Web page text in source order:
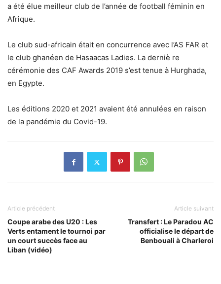
a été élue meilleur club de l’année de football féminin en
Afrique.
Le club sud-africain était en concurrence avec l’AS FAR et
le club ghanéen de Hasaacas Ladies. La derniè re
cérémonie des CAF Awards 2019 s’est tenue à Hurghada,
en Egypte.
Les éditions 2020 et 2021 avaient été annulées en raison
de la pandémie du Covid-19.
Article précédent
Coupe arabe des U20 : Les
Verts entament le tournoi par
un court succès face au
Liban (vidéo)
Article suivant
Transfert : Le Paradou AC
officialise le départ de
Benbouali à Charleroi